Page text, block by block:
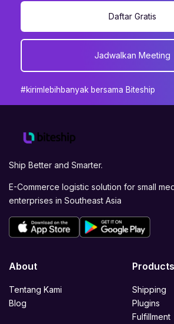
Daftar Gratis
Jadwalkan Meeting
#kirimlebihbanyak bersama Biteship
Ship Better and Smarter.
E-Commerce logistic solution for small
enterprises in Southeast Asia
About
Tentang Kami
Blog
Products
Shipping
Plugins
Fulfillment